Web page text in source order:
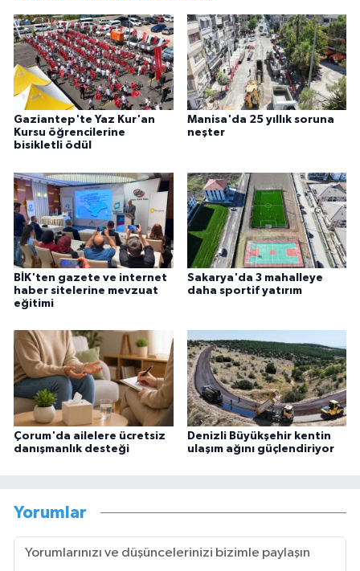
Gaziantep'te Yaz Kur'an
Kursu öğrencilerine
bisikletli ödül
Manisa'da 25 yıllık soruna
neşter
BİK'ten gazete ve internet
haber sitelerine mevzuat
eğitimi
Sakarya'da 3 mahalleye
daha sportif yatırım
Çorum'da ailelere ücretsiz
danışmanlık desteği
Denizli Büyükşehir kentin
ulaşım ağını güçlendiriyor
Yorumlar